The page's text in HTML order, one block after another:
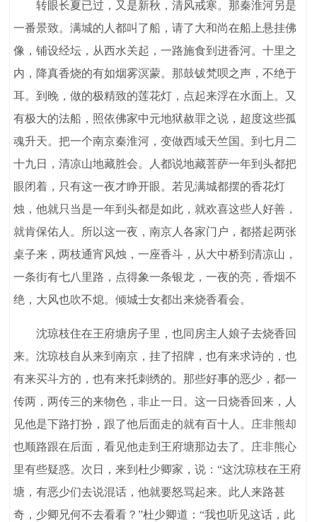
转眼长夏已过，又是新秋，清风戒寒。那秦淮河另是
一番景致。满城的人都叫了船，请了大和尚在船上悬挂佛
像，铺设经坛，从西水关起，一路施食到进香河。十里之
内，降真香烧的有如烟雾溟蒙。那鼓钹梵呗之声，不绝于
耳。到晚，做的极精致的莲花灯，点起来浮在水面上。又
有极大的法船，照依佛家中元地狱赦罪之说，超度这些孤
魂升天。把一个南京秦淮河，变做西域天竺国。到七月二
十九日，清凉山地藏胜会。人都说地藏菩萨一年到头都把
眼闭着，只有这一夜才睁开眼。若见满城都摆的香花灯
烛，他就只当是一年到头都是如此，就欢喜这些人好善，
就肯保佑人。所以这一夜，南京人各家门户，都搭起两张
桌子来，两枝通宵风烛，一座香斗，从大中桥到清凉山，
一条街有七八里路，点得象一条银龙，一夜的亮，香烟不
绝，大风也吹不熄。倾城士女都出来烧香看会。
沈琼枝住在王府塘房子里，也同房主人娘子去烧香回
来。沈琼枝自从来到南京，挂了招牌，也有来求诗的，也
有来买斗方的，也有来托刺绣的。那些好事的恶少，都一
传两，两传三的来物色，非止一日。这一日烧香回来，人
见他是下路打扮，跟了他后面走的就有百十人。庄非熊却
也顺路跟在后面，看见他走到王府塘那边去了。庄非熊心
里有些疑惑。次日，来到杜少卿家，说：“这沈琼枝在王府
塘，有恶少们去说混话，他就要怒骂起来。此人来路甚
奇，少卿兄何不去看看？”杜少卿道：“我也听见这话，此